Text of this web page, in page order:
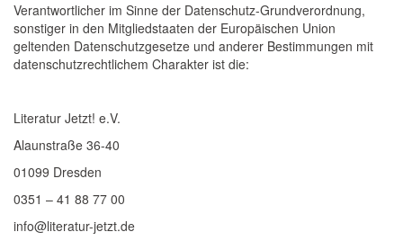
Verantwortlicher im Sinne der Datenschutz-Grundverordnung,
sonstiger in den Mitgliedstaaten der Europäischen Union
geltenden Datenschutzgesetze und anderer Bestimmungen mit
datenschutzrechtlichem Charakter ist die:
Literatur Jetzt! e.V.
Alaunstraße 36-40
01099 Dresden
0351 – 41 88 77 00
info@literatur-jetzt.de